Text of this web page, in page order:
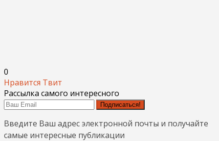
0
Нравится Твит
Рассылка самого интересного
Подписаться!
Введите Ваш адрес электронной почты и получайте
самые интересные публикации